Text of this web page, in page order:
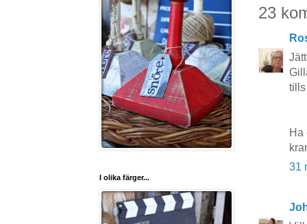
23
tills
Ha
31
I olika färger...